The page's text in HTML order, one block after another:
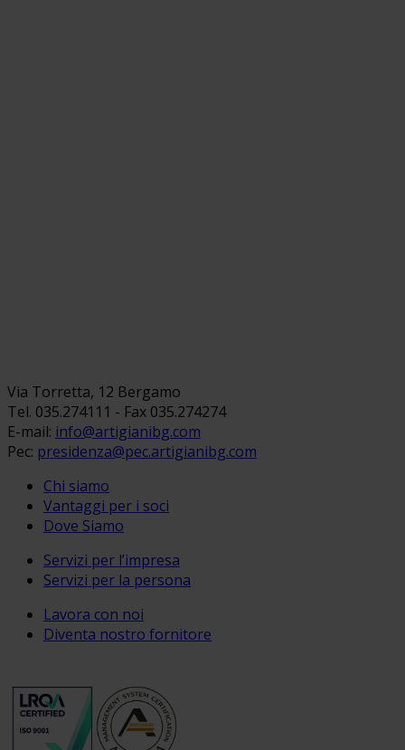
Via Torretta, 12 Bergamo
Tel. 035.274111 - Fax 035.274274
E-mail: info@artigianibg.com
Pec: presidenza@pec.artigianibg.com
Chi siamo
Vantaggi per i soci
Dove Siamo
Servizi per l’impresa
Servizi per la persona
Lavora con noi
Diventa nostro fornitore